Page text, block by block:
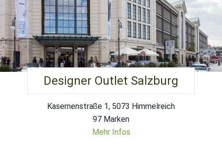
Designer Outlet Salzburg
Kasernenstraße 1, 5073 Himmelreich
97 Marken
Mehr Infos